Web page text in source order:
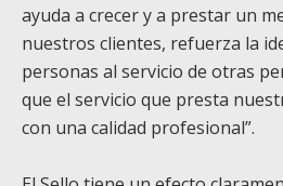
ayuda a crecer y a prestar un
nuestros clientes, refuerza la
personas al servicio de otras
que el servicio que presta
con una calidad profesional”.